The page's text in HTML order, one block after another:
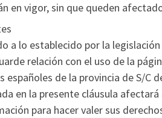
en vigor, sin que queden
a lo establecido por la
relación con el uso de la
de la provincia de S/C
en la presente cláusula
para hacer valer sus